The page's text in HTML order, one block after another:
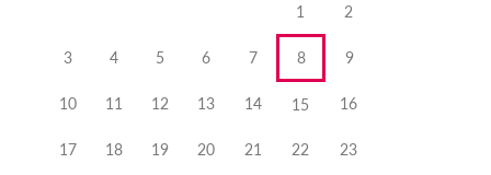
1 2
3 4 5 6 7 8 9
10 11 12 13 14 15 16
17 18 19 20 21 22 23